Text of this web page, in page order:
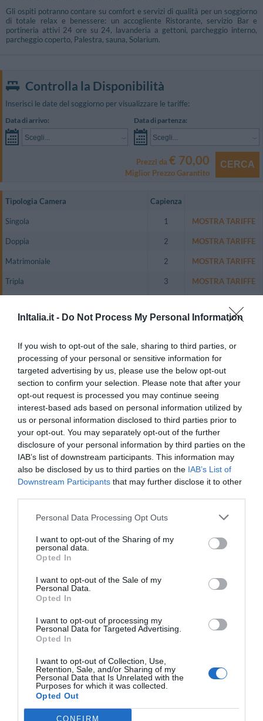
InItalia.it - Do Not Process My Personal Information
If you wish to opt-out of the sale, sharing to third parties, or
processing of your personal or sensitive information for
targeted advertising by us, please use the below opt-out
section to confirm your selection. Please note that after your
opt-out request is processed you may continue seeing
interest-based ads based on personal information utilized by
us or personal information disclosed to third parties prior to
your opt-out. You may separately opt-out of the further
disclosure of your personal information by third parties on the
IAB’s list of downstream participants. This information may
also be disclosed by us to third parties on the IAB’s List of
Downstream Participants that may further disclose it to other
Personal Data Processing Opt Outs
I want to opt-out of the Sharing of my
personal data.
Opted In
I want to opt-out of the Sale of my
Personal Data.
Opted In
I want to opt-out of processing my
Personal Data for Targeted Advertising.
Opted In
I want to opt-out of Collection, Use,
Retention, Sale, and/or Sharing of my
Personal Data that Is Unrelated with the
Purposes for which it was collected.
Opted Out
CONFIRM
Gli ospiti potranno contare su comfort e servizi di qualità per un soggiorno
di totale relax e benessere: un accogliente Ristorante, servizio Bar e
portineria attivi 24 ore su 24, lavanderia a gettoni, parcheggio interno,
parcheggio coperto, Palestra, sauna, Solarium.
Controlla la Disponibilità
Inserisci le date del soggiorno per visualizzare le tariffe:
Data di arrivo:
Scegli...
Data di partenza:
Scegli...
Prezzi da € 70,00
Miglior Prezzo Garantito
CERCA
Tipologia Camera Capienza
Singola 1 MOSTRA TARIFFE
Doppia 2 MOSTRA TARIFFE
Matrimoniale 2 MOSTRA TARIFFE
Tripla 3 MOSTRA TARIFFE
Monolocale per 1 persona 1 MOSTRA TARIFFE
Bilocale per 2 persone MOSTRA TARIFFE
La struttura dispone di confortevoli alloggi di varia tipologia, fra monolocali,
bilocali e Suite, dotati di connessione gratuita a Internet (24 ore su 24), TV
color satellitare LCD, Sky TV, cassaforte, frigobar, soggiorno con scrivania e
divano.
Camere disponibili: Singola, Doppia, Matrimoniale, Tripla, Doppia uso
Singola, Monolocale per 1 persona, Bilocale per 2 persone.
Servizi Inclusi nel prezzo
Accettati Animali
Accettati Animali Piccola Taglia
Aria condizionata nelle aree
Ascensore
Cassaforte
Centro Fitness / Palestra
Deposito Bagagli
Informazioni Turistiche
Parcheggio Interno in box Privato
Reception - 24 ore su 24
Sala Lettura
Sala TV
Ristorante e Bar
Il Relais offre ai suoi clienti una ricca colazione a buffet tutte le mattine.
tipiche della cucina locale e nazionale.
Il personale è sempre a disposizione per qualsiasi richiesta degli ospiti.
Servizi a Pagamento
Caffetteria
Cambio Valuta
Cucina Tipica Locale
Kinderheim / Soggiorni per
Lavanderia
Meeting / Congressi
Noleggio Auto
Noleggio Biciclette
Pranzo al sacco
Ristorante
Ristorazione per gruppi
Salone di Bellezza / Centro
Benessere
Servizio Fax
Servizio Fotocopiatrice
Servizio Limousine
Caratteristiche dell'hotel
Camere Fumatori
Camere Insonorizzate
Camere Non Fumatori
Camere antiallergiche
Gay Friendly
Giardino
Hotel Business
Hotel di Lusso
Suite Nuziale
Terrazza